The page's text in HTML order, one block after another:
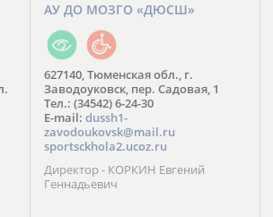
АУ ДО МОЗГО «ДЮСШ»
627140, Тюменская обл., г.
Заводоуковск, пер. Садовая, 1
Тел.: (34542) 6-24-30
​E-mail: dussh1-
zavodoukovsk@mail.ru
sportsckhola2.ucoz.ru
Директор - КОРКИН Евгений
Геннадьевич